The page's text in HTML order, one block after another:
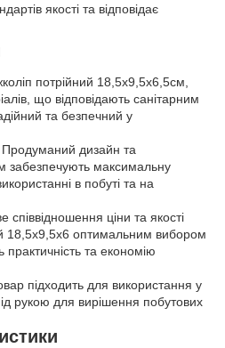
якості та відповідає
потрійний 18,5х9,5х6,5см,
що відповідають санітарним
та безпечний у
Продуманий дизайн та
максимальну
в побуті та на
співвідношення ціни та якості
18,5х9,5х6 оптимальним вибором
та економію
підходить для використання у
рукою для вирішення побутових